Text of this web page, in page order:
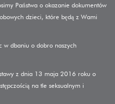
Państwa o okazanie dokumentów
dzieci, które będą z Wami
w dbaniu o dobro naszych
z dnia 13 maja 2016 roku o
na tle seksualnym i